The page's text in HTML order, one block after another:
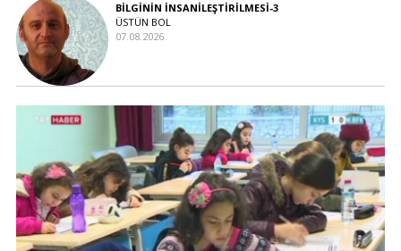
BİLGİNİN İNSANİLEŞTİRİLMESİ-3
ÜSTÜN BOL
07.08.2026